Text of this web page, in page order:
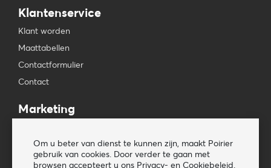
Om u beter van dienst te kunnen zijn, maakt Poirier
gebruik van cookies. Door verder te gaan met
browsen accepteert u ons Privacy- en Cookiebeleid.
Klantenservice
Klant worden
Maattabellen
Contactformulier
Contact
Marketing
Pers & Media
Nieuwsbrieven